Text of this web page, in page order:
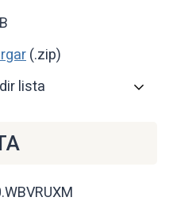
(.zip)
lista